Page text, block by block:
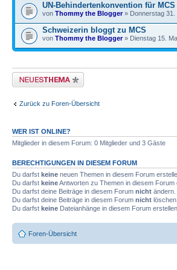
UN-Behindertenkonvention für
von Thommy the Blogger» Donnerstag 31.
Schweizerin bloggt zu MCS
von Thommy the Blogger» Dienstag 15.
Neues Thema erstellen
Zurück zu Foren-Übersicht
WER IST ONLINE?
Mitglieder in diesem Forum: 0 Mitglieder und 3 Gäste
BERECHTIGUNGEN IN DIESEM FORUM
Du darfst keine neuen Themen in diesem Forum
Du darfst keineAntworten zu Themen in diesem Forum
Du darfst deine Beiträge in diesem Forum nicht ändern.
Du darfst deine Beiträge in diesem Forum nicht löschen.
Du darfst keine Dateianhänge in diesem Forum erstellen.
Foren-Übersicht